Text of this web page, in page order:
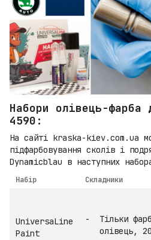
Набори олівець-фарба
4590:
На сайті kraska-kiev.com.ua
підфарбовування сколів і
Dynamicblau в наступних
Набір Складники
UniversaLine
Paint
Тільки
олівець,